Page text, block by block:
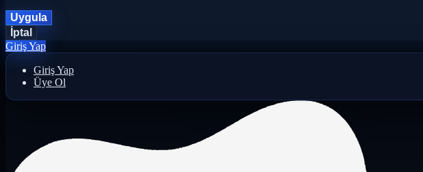
Uygula
İptal
Giriş Yap
Giriş Yap
Üye Ol